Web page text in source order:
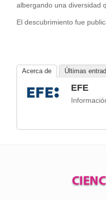
albergando una diversidad
El descubrimiento fue
Acerca de Últimas
EFE